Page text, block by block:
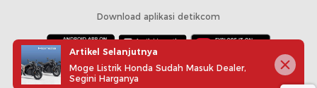
Download aplikasi detikcom
Copyright @ 2026 detikcom, All right reserved
Artikel Selanjutnya
Moge Listrik Honda Sudah Masuk Dealer,
Segini Harganya